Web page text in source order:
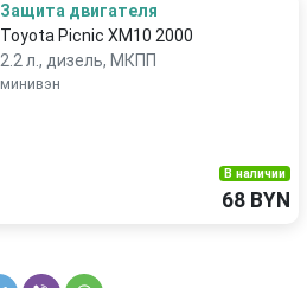
Защита двигателя
Toyota Picnic XM10 2000
2.2 л., дизель, МКПП
минивэн
В наличии
68 BYN